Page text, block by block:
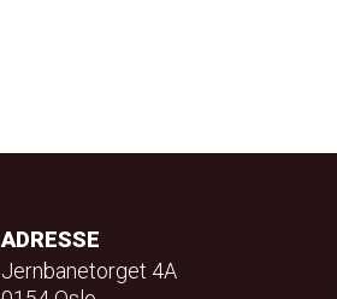
ADRESSE
Jernbanetorget 4A